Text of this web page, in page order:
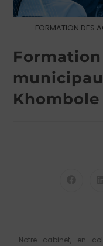
FORMATION DES
Khombole
Notre cabinet, en